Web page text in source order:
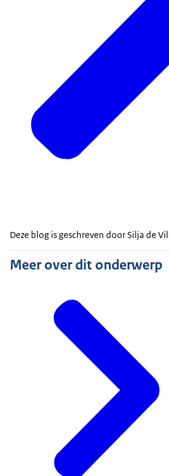
Deze blog is geschreven door Silja de
Meer over dit onderwerp